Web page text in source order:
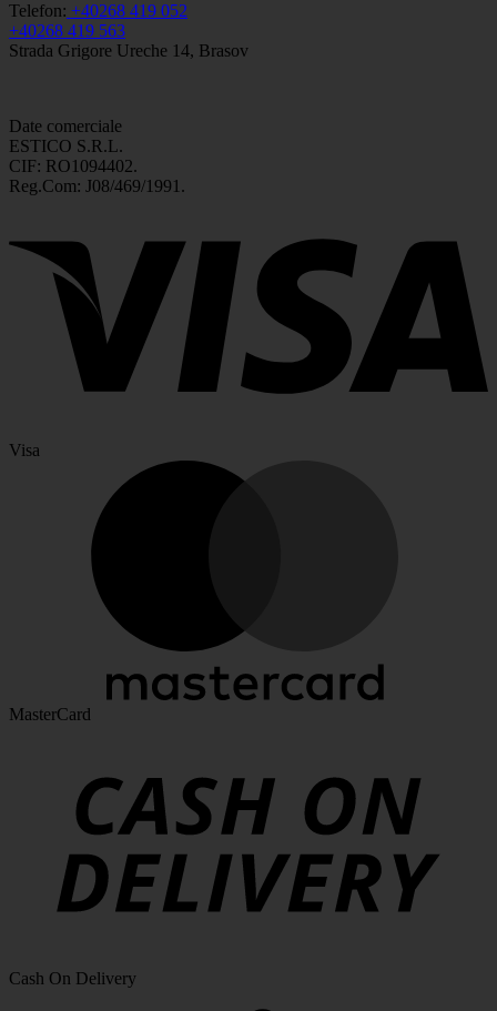
Telefon: +40268 419 052
+40268 419 563
Strada Grigore Ureche 14, Brasov
Date comerciale
ESTICO S.R.L.
CIF: RO1094402.
Reg.Com: J08/469/1991.
Visa
MasterCard
Cash On Delivery